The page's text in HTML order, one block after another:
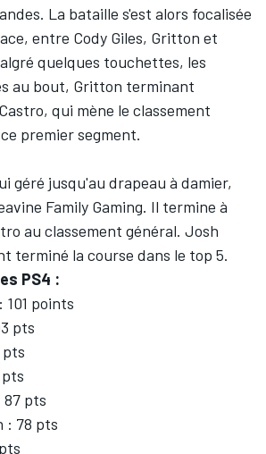
La bataille s'est alors focalisée
entre Cody Giles, Gritton et
quelques touchettes, les
au bout, Gritton terminant
qui mène le classement
premier segment.
géré jusqu'au drapeau à damier,
Family Gaming. Il termine à
au classement général. Josh
terminé la course dans le top 5.
PS4 :
101 points
pts
pts
pts
: 78 pts